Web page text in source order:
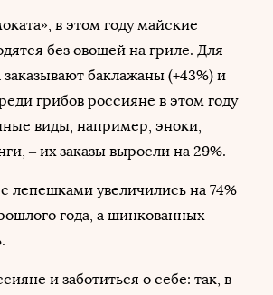
в этом году майские
без овощей на гриле. Для
заказывают баклажаны (+43%) и
грибов россияне в этом году
виды, например, эноки,
– их заказы выросли на 29%.
лепешками увеличились на 74%
года, а шинкованных
и заботиться о себе: так, в